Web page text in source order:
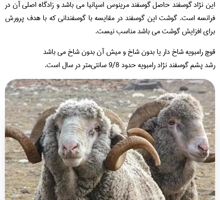
نژاد گوسفند حاصل گوسفند مرینوس اسپانیا می باشد و زادگاه اصلی آن در
است. گوشت این گوسفند در مقایسه با گوسفندانی که با هدف پرورش
افزایش گوشت می باشد مناسب نیست.
رامبویه شاخ دار یا بدون شاخ و میش آن بدون شاخ می باشد
گوسفند نژاد رامبویه حدود 9/8 سانتی‌متر در سال است.